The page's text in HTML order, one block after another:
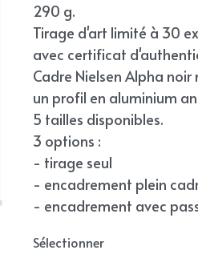
290 g.
Tirage d'art limité à 30
avec certificat
Cadre Nielsen Alpha
un profil en aluminium
5 tailles disponibles.
3 options :
- tirage seul
- encadrement plein
- encadrement avec
Sélectionner